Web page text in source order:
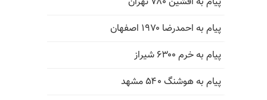
پیام به احمدرضا ۱۹۷۰ اصفهان
پیام به خرم ۶۳۰۰ شیراز
پیام به هوشنگ ۵۴۰ مشهد